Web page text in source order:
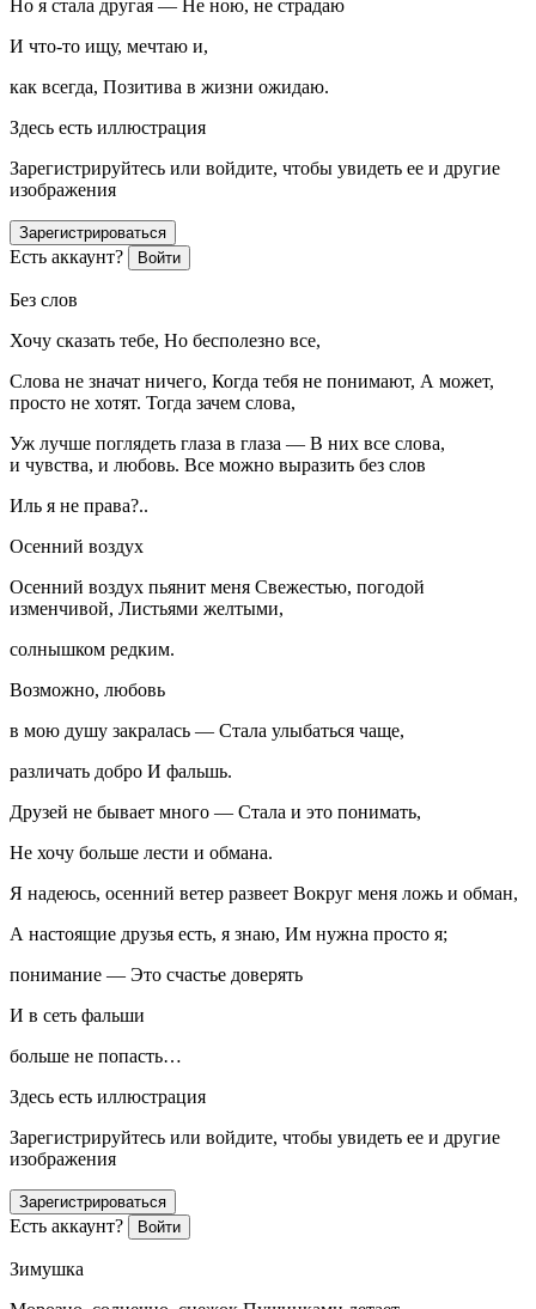
Но я стала другая — Не ною, не страдаю
И что-то ищу, мечтаю и,
как всегда, Позитива в жизни ожидаю.
Здесь есть иллюстрация
Зарегистрируйтесь или войдите, чтобы увидеть ее и другие
изображения
Зарегистрироваться
Есть аккаунт? Войти
Без слов
Хочу сказать тебе, Но бесполезно все,
Слова не значат ничего, Когда тебя не понимают, А может,
просто не хотят. Тогда зачем слова,
Уж лучше поглядеть глаза в глаза — В них все слова,
и чувства, и любовь. Все можно выразить без слов
Иль я не права?..
Осенний воздух
Осенний воздух пьянит меня Свежестью, погодой
изменчивой, Листьями желтыми,
солнышком редким.
Возможно, любовь
в мою душу закралась — Стала улыбаться чаще,
различать добро И фальшь.
Друзей не бывает много — Стала и это понимать,
Не хочу больше лести и обмана.
Я надеюсь, осенний ветер развеет Вокруг меня ложь и обман,
А настоящие друзья есть, я знаю, Им нужна просто я;
понимание — Это счастье доверять
И в сеть фальши
больше не попасть…
Здесь есть иллюстрация
Зарегистрируйтесь или войдите, чтобы увидеть ее и другие
изображения
Зарегистрироваться
Есть аккаунт? Войти
Зимушка